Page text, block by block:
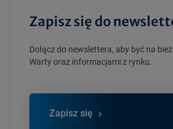
Zapisz się do
Dołącz do newslettera, aby być na
Warty oraz informacjami z rynku.
Zapisz się